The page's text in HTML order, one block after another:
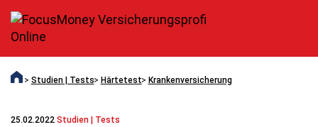
Studien | Tests Härtetest Krankenversicherung
25.02.2022 Studien | Tests